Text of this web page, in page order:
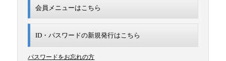
会員メニューはこちら
ID・パスワードの新規発行はこちら
パスワードをお忘れの方